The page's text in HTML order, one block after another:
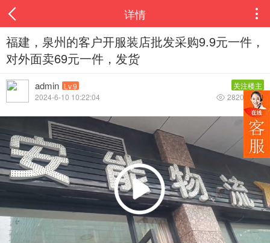
详情 
福建，泉州的客户开服装店批发采购9.9元一件，
对外面卖69元一件，发货
admin Lv.9
关注楼主
2024-6-10 10:22:04
 0
 2820